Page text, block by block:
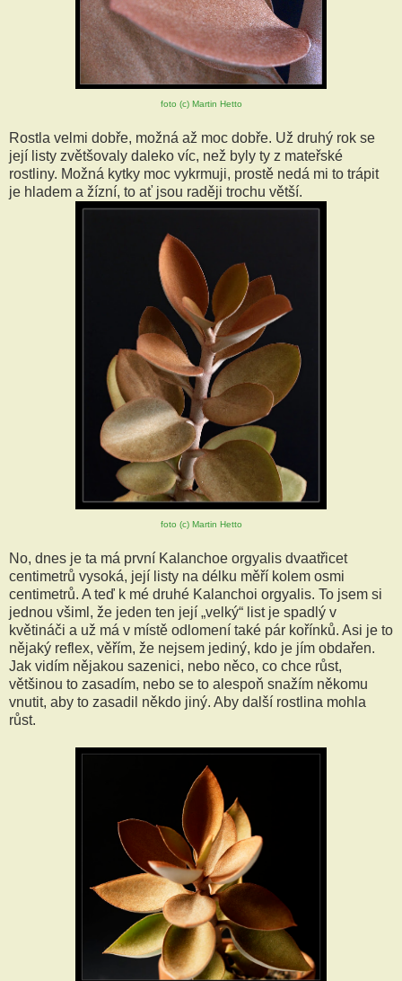
foto (c) Martin Hetto
Rostla velmi dobře, možná až moc dobře. Už druhý rok se
její listy zvětšovaly daleko víc, než byly ty z mateřské
rostliny. Možná kytky moc vykrmuji, prostě nedá mi to trápit
je hladem a žízní, to ať jsou raději trochu větší.
foto (c) Martin Hetto
No, dnes je ta má první Kalanchoe orgyalis dvaatřicet
centimetrů vysoká, její listy na délku měří kolem osmi
centimetrů. A teď k mé druhé Kalanchoi orgyalis. To jsem si
jednou všiml, že jeden ten její „velký“ list je spadlý v
květináči a už má v místě odlomení také pár kořínků. Asi je to
nějaký reflex, věřím, že nejsem jediný, kdo je jím obdařen.
Jak vidím nějakou sazenici, nebo něco, co chce růst,
většinou to zasadím, nebo se to alespoň snažím někomu
vnutit, aby to zasadil někdo jiný. Aby další rostlina mohla
růst.